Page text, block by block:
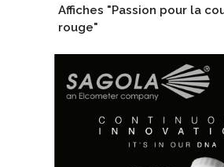
Affiches "Passion pour la
rouge"